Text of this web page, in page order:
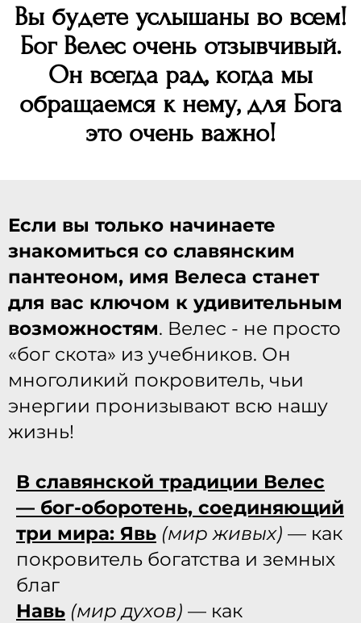
Вы будете услышаны во всем!
Бог Велес очень отзывчивый.
Он всегда рад, когда мы
обращаемся к нему, для Бога
это очень важно!
Если вы только начинаете
знакомиться со славянским
пантеоном, имя Велеса станет
для вас ключом к удивительным
возможностям. Велес - не просто
«бог скота» из учебников. Он
многоликий покровитель, чьи
энергии пронизывают всю нашу
жизнь!
В славянской традиции Велес
— бог-оборотень, соединяющий
три мира: Явь (мир живых) — как
покровитель богатства и земных
благ
Навь (мир духов) — как